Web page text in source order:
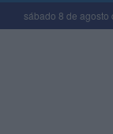
sábado 8 de agosto